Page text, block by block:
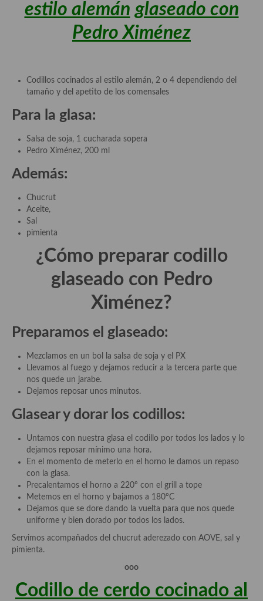
Cocina Britanica
Cocina Bulgara
Cocina de la Republica Checa
Cocina de Polonia
Cocina Eslovena
Cocina Francesa
Cocina Griega
Cocina Holandesa
Cocina Hungara
Cocina Irlanda
Cocina portuguesa
Cocina Rusa
Cocina Sueca
Cocina Suiza
Cocina Turca
estilo alemán glaseado con
Pedro Ximénez
Codillos cocinados al estilo alemán, 2 o 4 dependiendo del
tamaño y del apetito de los comensales
Para la glasa:
Salsa de soja, 1 cucharada sopera
Pedro Ximénez, 200 ml
Además:
Chucrut
Aceite,
Sal
pimienta
¿Cómo preparar codillo
glaseado con Pedro
Ximénez?
Preparamos el glaseado:
Mezclamos en un bol la salsa de soja y el PX
Llevamos al fuego y dejamos reducir a la tercera parte que
nos quede un jarabe.
Dejamos reposar unos minutos.
Glasear y dorar los codillos:
Untamos con nuestra glasa el codillo por todos los lados y lo
dejamos reposar mínimo una hora.
En el momento de meterlo en el horno le damos un repaso
con la glasa.
Precalentamos el horno a 220º con el grill a tope
Metemos en el horno y bajamos a 180ºC
Dejamos que se dore dando la vuelta para que nos quede
uniforme y bien dorado por todos los lados.
Servimos acompañados del chucrut aderezado con AOVE, sal y
pimienta.
ooo
Codillo de cerdo cocinado al